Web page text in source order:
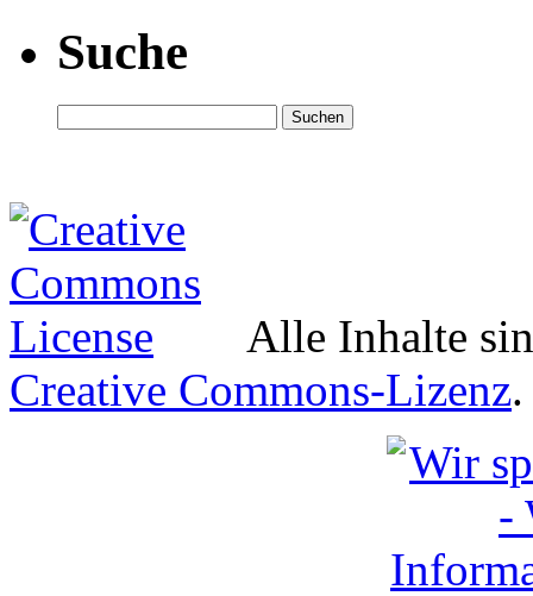
Suche
Alle Inhalte
Creative Commons-Lizenz.